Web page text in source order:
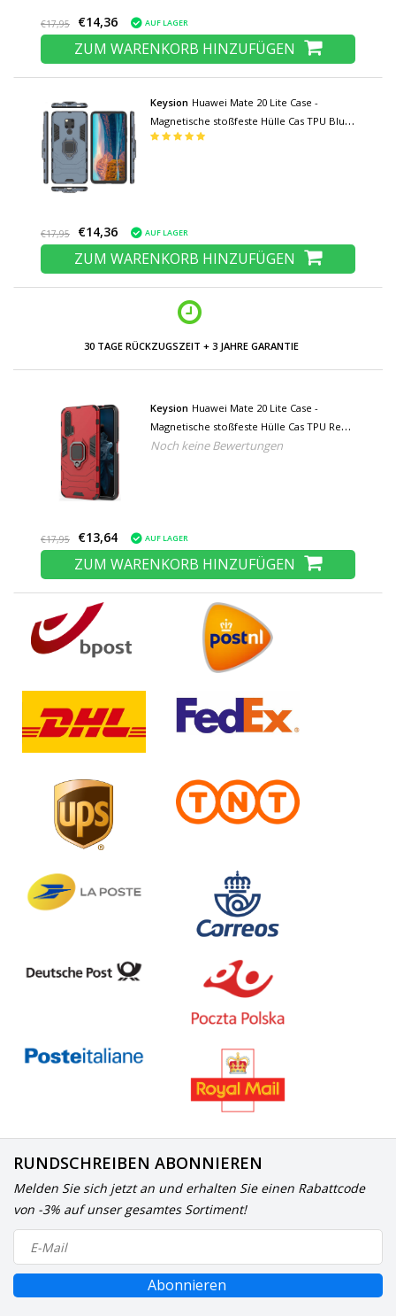
€17,95 €14,36 AUF LAGER
ZUM WARENKORB HINZUFÜGEN
Keysion Huawei Mate 20 Lite Case -
Magnetische stoßfeste Hülle Cas TPU Blue
+ Kickstand
€17,95 €14,36 AUF LAGER
ZUM WARENKORB HINZUFÜGEN
30 TAGE RÜCKZUGSZEIT + 3 JAHRE GARANTIE
Keysion Huawei Mate 20 Lite Case -
Magnetische stoßfeste Hülle Cas TPU Red
+ Kickstand
Noch keine Bewertungen
€17,95 €13,64 AUF LAGER
ZUM WARENKORB HINZUFÜGEN
RUNDSCHREIBEN ABONNIEREN
Melden Sie sich jetzt an und erhalten Sie einen Rabattcode
von -3% auf unser gesamtes Sortiment!
Abonnieren